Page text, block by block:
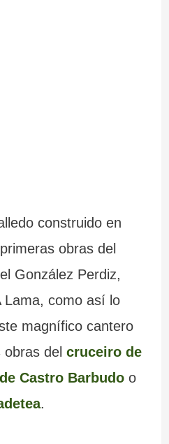
construido en
obras del
González Perdiz,
Lama, como así lo
magnífico cantero
del cruceiro de
Castro Barbudoo
.